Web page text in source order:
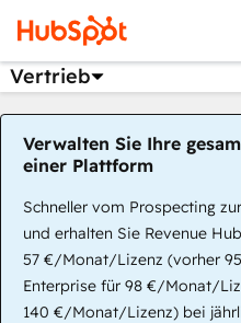
Vertrieb
Verwalten Sie Ihre
einer Plattform
Schneller vom Prospecting
und erhalten Sie Revenue
57 €/Monat/Lizenz (vorher
Enterprise für 98 €/Monat/
140 €/Monat/Lizenz) bei